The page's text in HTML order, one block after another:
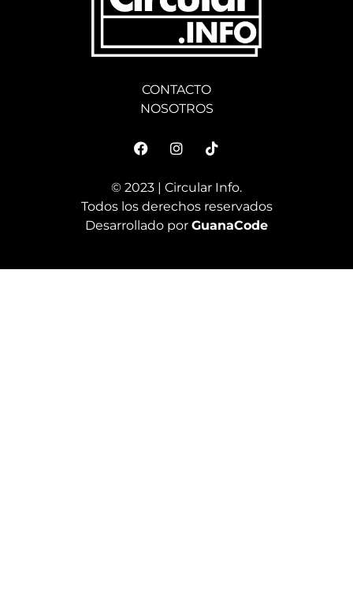
CONTACTO
NOSOTROS
© 2023 | Circular Info.
Todos los derechos reservados
Desarrollado por GuanaCode